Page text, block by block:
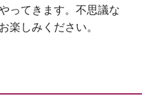
ってきます。不思議な
楽しみください。